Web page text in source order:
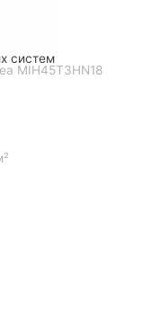
систем
MIH45T3HN18